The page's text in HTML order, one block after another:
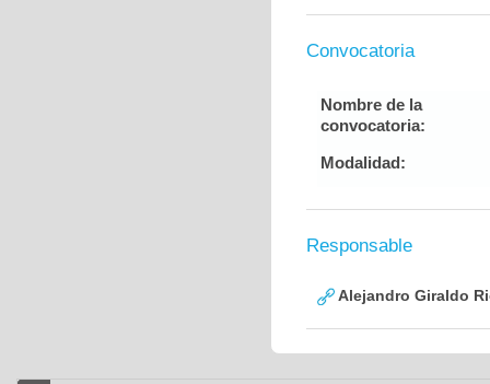
Convocatoria
Nombre de la
convocatoria:
Modalidad:
Responsable
Alejandro Giraldo